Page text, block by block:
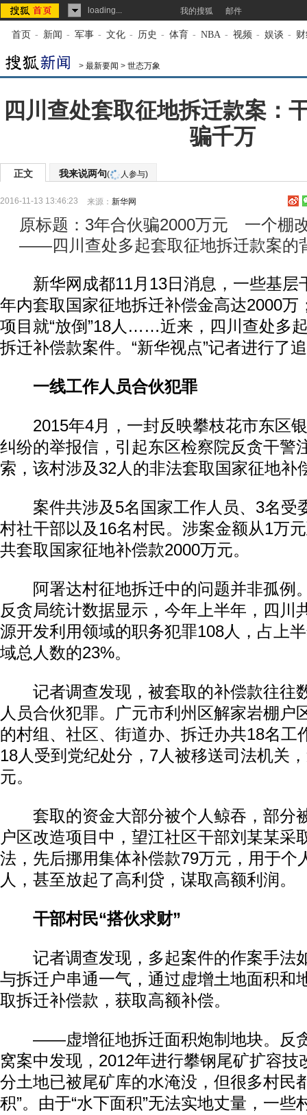
loading... 我的搜狐 邮件
首页 - 新闻 - 军事 - 文化 - 历史 - 体育 - NBA - 视频 - 娱谈 -
> 最新要闻 > 世态万象
四川查处套取征地拆迁款案：
骗千万
正文 我来说两句( 人参与)
2016-11-13 13:46:23 来源： 新华网
原标题：3年合伙骗2000万元 一个棚
——四川查处多起套取征地拆迁款案的
新华网成都11月13日消息，一些基层
年内套取国家征地拆迁补偿金高达2000万
项目就“放倒”18人……近来，四川查处多
拆迁补偿款案件。“新华视点”记者进行了
一线工作人员合伙犯罪
2015年4月，一封反映攀枝花市东区银
纠纷的举报信，引起东区检察院反贪干警
索，该村涉及32人的非法套取国家征地补
案件共涉及5名国家工作人员、3名受
村社干部以及16名村民。涉案金额从1万
共套取国家征地补偿款2000万元。
阿署达村征地拆迁中的问题并非孤例
反贪局统计数据显示，今年上半年，四川
源开发利用领域的职务犯罪108人，占上
域总人数的23%。
记者调查发现，被套取的补偿款往往
人员合伙犯罪。广元市利州区解家岩棚户
的村组、社区、街道办、拆迁办共18名工
18人受到党纪处分，7人被移送司法机关
元。
套取的资金大部分被个人鲸吞，部分
户区改造项目中，望江社区干部刘某某采
法，先后挪用集体补偿款79万元，用于个
人，甚至放起了高利贷，谋取高额利润。
干部村民“搭伙求财”
记者调查发现，多起案件的作案手法
与拆迁户串通一气，通过虚增土地面积和
取拆迁补偿款，获取高额补偿。
——虚增征地拆迁面积炮制地块。反贪
窝案中发现，2012年进行攀钢尾矿扩容技
分土地已被尾矿库的水淹没，但很多村民
积”。由于“水下面积”无法实地丈量，一些